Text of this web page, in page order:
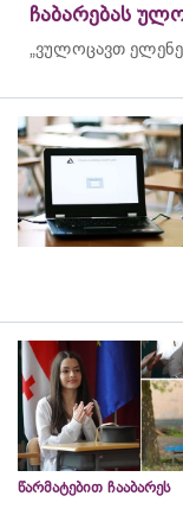
ჩაბარებას
„ვულოცავთ
წარმატებით ჩააბარეს